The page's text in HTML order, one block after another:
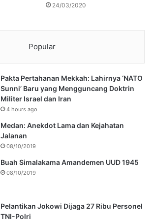
24/03/2020
Popular
Pakta Pertahanan Mekkah: Lahirnya ‘NATO
Sunni’ Baru yang Mengguncang Doktrin
Militer Israel dan Iran
4 hours ago
Medan: Anekdot Lama dan Kejahatan
Jalanan
08/10/2019
Buah Simalakama Amandemen UUD 1945
08/10/2019
Pelantikan Jokowi Dijaga 27 Ribu Personel
TNI-Polri